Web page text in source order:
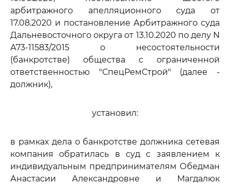
арбитражного апелляционного суда от
17.08.2020 и постановление Арбитражного суда
Дальневосточного округа от 13.10.2020 по делу N
А73-11583/2015 о несостоятельности
(банкротстве) общества с ограниченной
ответственностью "СпецРемСтрой" (далее -
должник),
установил:
в рамках дела о банкротстве должника сетевая
компания обратилась в суд с заявлением к
индивидуальным предпринимателям Обедман
Анастасии Александровне и Магдалюк